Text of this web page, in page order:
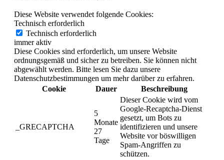
Diese Website verwendet folgende Cookies:
Technisch erforderlich
Technisch erforderlich
immer aktiv
Diese Cookies sind erforderlich, um unsere Website
ordnungsgemäß und sicher zu betreiben. Sie können nicht
abgewählt werden. Bitte lesen Sie dazu unsere
Datenschutzbestimmungen um mehr darüber zu erfahren.
Cookie
Dauer Beschreibung
_GRECAPTCHA
5
Monate
27
Tage
Dieser Cookie wird vom
Google-Recaptcha-Dienst
gesetzt, um Bots zu
identifizieren und unsere
Website vor böswilligen
Spam-Angriffen zu
schützen.